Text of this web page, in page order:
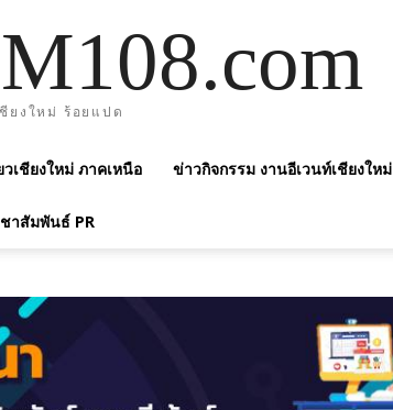
ชียงใหม่ ร้อยแปด
วเชียงใหม่ ภาคเหนือ ข่าวกิจกรรม งานอีเวนท์เชียงใหม่
าสัมพันธ์ PR